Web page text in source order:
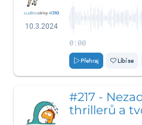
10.3.2024
0:00
Přehraj Líbí se
#217 -
thrillerů a